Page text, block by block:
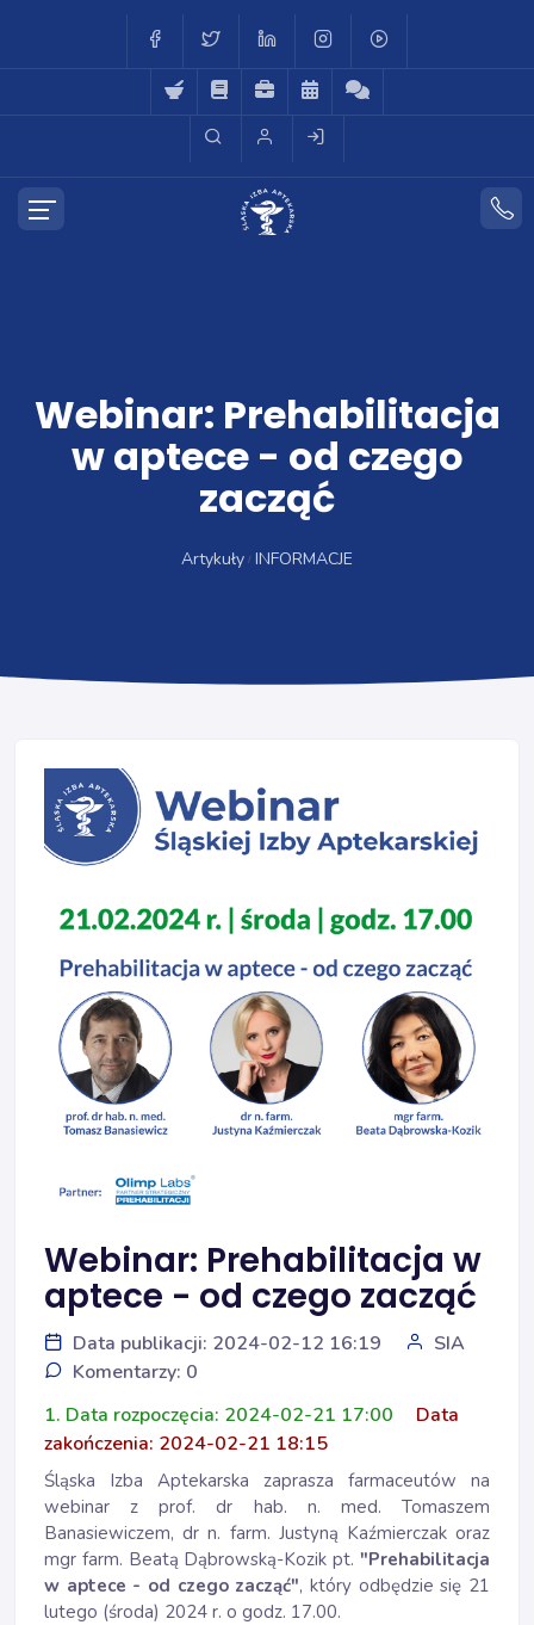
Webinar: Prehabilitacja
w aptece - od czego
zacząć
Artykuły INFORMACJE
Webinar: Prehabilitacja w
aptece - od czego zacząć
Data publikacji: 2024-02-12 16:19
SIA
Komentarzy: 0
1. Data rozpoczęcia: 2024-02-21 17:00
Data
zakończenia: 2024-02-21 18:15
Śląska Izba Aptekarska zaprasza farmaceutów na
webinar z prof. dr hab. n. med. Tomaszem
Banasiewiczem, dr n. farm. Justyną Kaźmierczak oraz
mgr farm. Beatą Dąbrowską-Kozik pt. "Prehabilitacja
w aptece - od czego zacząć", który odbędzie się 21
lutego (środa) 2024 r. o godz. 17.00.